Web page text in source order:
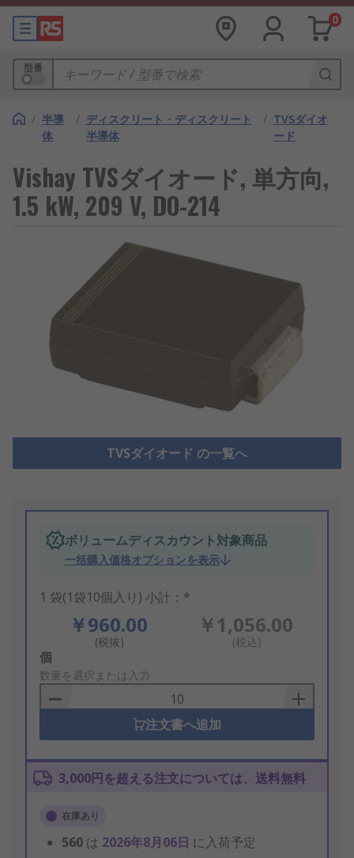
0
型番
/ 半導
体
/ ディスクリート・ディスクリート
半導体
/ TVSダイオ
ード
Vishay TVSダイオード, 単方向,
1.5 kW, 209 V, DO-214
TVSダイオード の一覧へ
ボリュームディスカウント対象商品
一括購入価格オプションを表示
1 袋(1袋10個入り) 小計：*
￥960.00
(税抜)
￥1,056.00
(税込)
Add
to
Basket
個
数量を選択または入力
注文書へ追加
3,000円を超える注文については、送料無料
在庫あり
560 は 2026年8月06日 に入荷予定